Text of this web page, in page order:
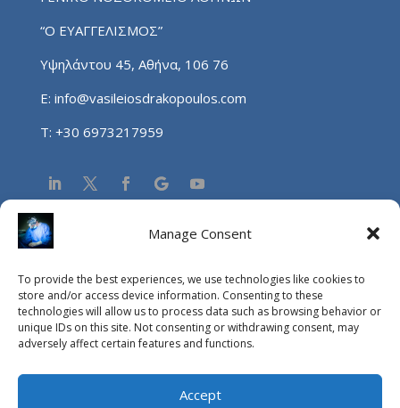
Manage Consent
To provide the best experiences, we use technologies like cookies to
store and/or access device information. Consenting to these
technologies will allow us to process data such as browsing behavior or
unique IDs on this site. Not consenting or withdrawing consent, may
adversely affect certain features and functions.
Accept
“Ο ΕΥΑΓΓΕΛΙΣΜΟΣ”
Υψηλάντου 45, Αθήνα, 106 76
E: info@vasileiosdrakopoulos.com
T: +30 6973217959
NEA
Aucun résultat
La page demandée est introuvable. Essayez d'affiner
votre recherche ou utilisez le panneau de navigation ci-
dessus pour localiser l'article.